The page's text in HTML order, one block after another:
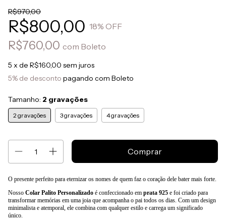
R$970,00
R$800,00 18% OFF
R$760,00 com Boleto
5 x de R$160,00 sem juros
5% de desconto pagando com Boleto
Tamanho: 2 gravações
2 gravações 3 gravações 4 gravações
O presente perfeito para eternizar os nomes de quem faz o coração dele bater mais forte.
Nosso Colar Palito Personalizado é confeccionado em prata 925 e foi criado para
transformar memórias em uma joia que acompanha o pai todos os dias. Com um design
minimalista e atemporal, ele combina com qualquer estilo e carrega um significado
único.